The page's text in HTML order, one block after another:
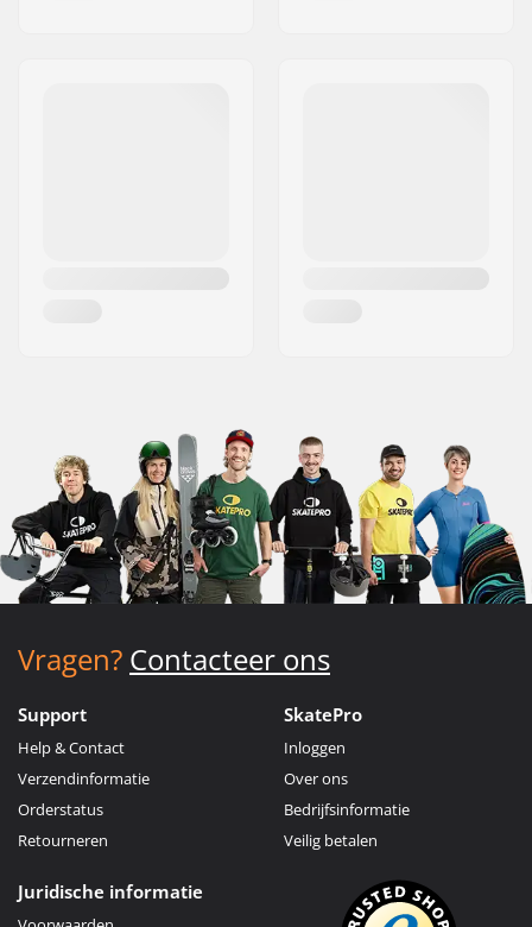
Vragen? Contacteer ons
Support
Help & Contact
Verzendinformatie
Orderstatus
Retourneren
SkatePro
Inloggen
Over ons
Bedrijfsinformatie
Veilig betalen
Juridische informatie